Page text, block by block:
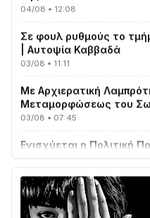
| Αυτοψία Καββαδά
03/08 • 11:11
Μεταμορφώσεως του
03/08 • 07:45
με δύο νέα υδροφόρα
02/08 • 18:26
Διαβάστε την
31/07 • 08:16